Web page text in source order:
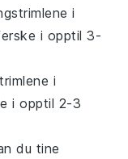
i
i opptil 3-
i
i opptil 2-3
du tine